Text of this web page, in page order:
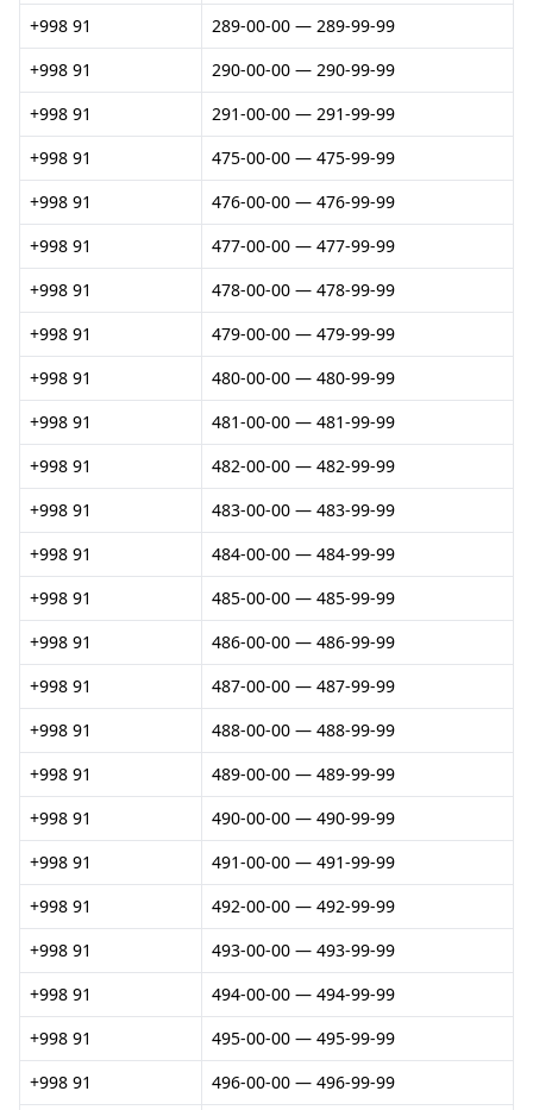
+998 91
289-00-00 — 289-99-99
+998 91
290-00-00 — 290-99-99
+998 91
291-00-00 — 291-99-99
+998 91
475-00-00 — 475-99-99
+998 91
476-00-00 — 476-99-99
+998 91
477-00-00 — 477-99-99
+998 91
478-00-00 — 478-99-99
+998 91
479-00-00 — 479-99-99
+998 91
480-00-00 — 480-99-99
+998 91
481-00-00 — 481-99-99
+998 91
482-00-00 — 482-99-99
+998 91
483-00-00 — 483-99-99
+998 91
484-00-00 — 484-99-99
+998 91
485-00-00 — 485-99-99
+998 91
486-00-00 — 486-99-99
+998 91
487-00-00 — 487-99-99
+998 91
488-00-00 — 488-99-99
+998 91
489-00-00 — 489-99-99
+998 91
490-00-00 — 490-99-99
+998 91
491-00-00 — 491-99-99
+998 91
492-00-00 — 492-99-99
+998 91
493-00-00 — 493-99-99
+998 91
494-00-00 — 494-99-99
+998 91
495-00-00 — 495-99-99
+998 91
496-00-00 — 496-99-99